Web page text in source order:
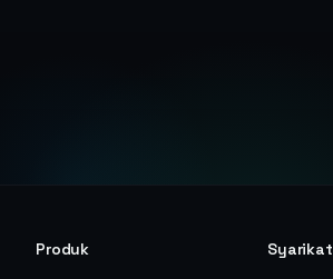
Produk Syarikat